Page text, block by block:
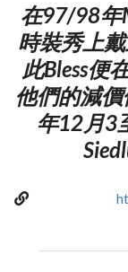
在97/98年
時裝秀上
此Bless便
他們的減
年12月3